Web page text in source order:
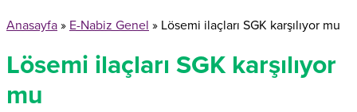
Anasayfa » E-Nabiz Genel » Lösemi ilaçları SGK karşılıyor mu
Lösemi ilaçları SGK karşılıyor
mu